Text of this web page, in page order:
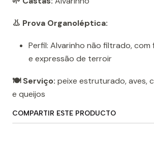
👃 Prova Organoléptica:
Perfil: Alvarinho não filtrado,
e expressão de terroir
🍽️ Serviço: peixe estruturado, aves,
e queijos
COMPARTIR ESTE PRODUCTO